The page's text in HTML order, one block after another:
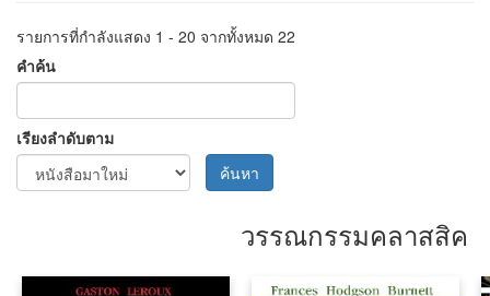
รายการที่กำลังแสดง 1 - 20 จากทั้งหมด 22
คำค้น
เรียงลำดับตาม
ค้นหา
วรรณกรรมคลาสสิค